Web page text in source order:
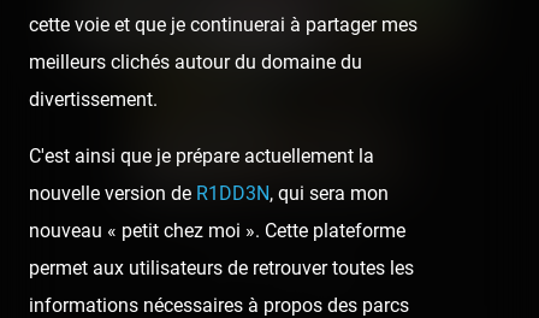
👍 11 😢 1 4
cette voie et que je continuerai à partager mes
meilleurs clichés autour du domaine du
divertissement.
C'est ainsi que je prépare actuellement la
nouvelle version de R1DD3N, qui sera mon
nouveau « petit chez moi ». Cette plateforme
permet aux utilisateurs de retrouver toutes les
informations nécessaires à propos des parcs